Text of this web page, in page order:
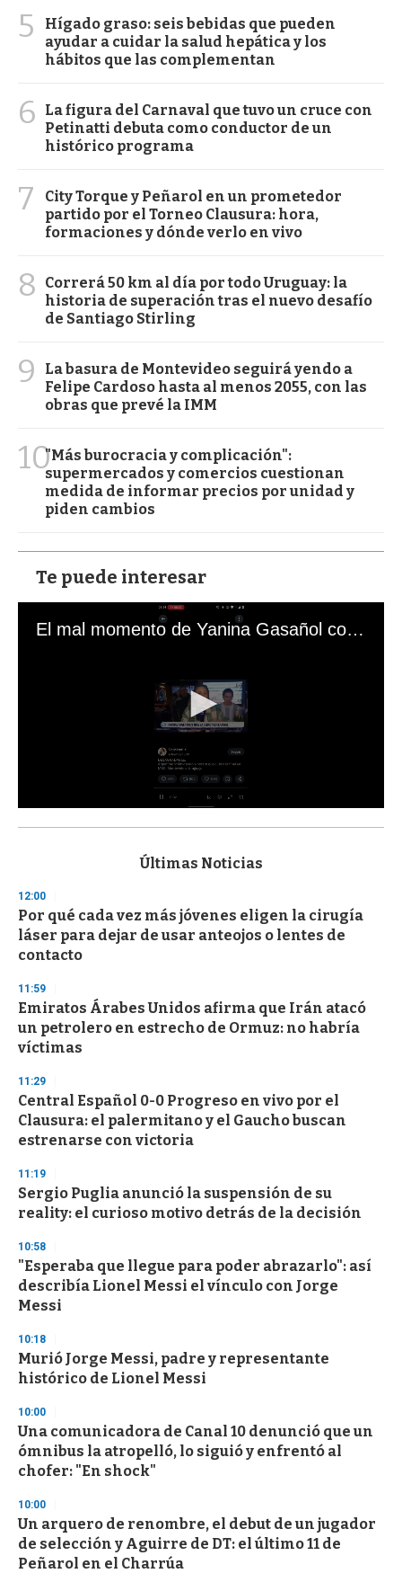
5
Hígado graso: seis bebidas que pueden
ayudar a cuidar la salud hepática y los
hábitos que las complementan
6
La figura del Carnaval que tuvo un cruce con
Petinatti debuta como conductor de un
histórico programa
7
City Torque y Peñarol en un prometedor
partido por el Torneo Clausura: hora,
formaciones y dónde verlo en vivo
8
Correrá 50 km al día por todo Uruguay: la
historia de superación tras el nuevo desafío
de Santiago Stirling
9
La basura de Montevideo seguirá yendo a
Felipe Cardoso hasta al menos 2055, con las
obras que prevé la IMM
10"Más burocracia y complicación":
supermercados y comercios cuestionan
medida de informar precios por unidad y
piden cambios
Te puede interesar
El mal momento de Yanina Gasañol con un hincha argentino en "Subrayado"
s
d
s
o
f
3
s
e
c
o
n
Últimas Noticias
12:00
Por qué cada vez más jóvenes eligen la cirugía
láser para dejar de usar anteojos o lentes de
contacto
11:59
Emiratos Árabes Unidos afirma que Irán atacó
un petrolero en estrecho de Ormuz: no habría
víctimas
11:29
Central Español 0-0 Progreso en vivo por el
Clausura: el palermitano y el Gaucho buscan
estrenarse con victoria
11:19
Sergio Puglia anunció la suspensión de su
reality: el curioso motivo detrás de la decisión
10:58
"Esperaba que llegue para poder abrazarlo": así
describía Lionel Messi el vínculo con Jorge
Messi
10:18
Murió Jorge Messi, padre y representante
histórico de Lionel Messi
10:00
Una comunicadora de Canal 10 denunció que un
ómnibus la atropelló, lo siguió y enfrentó al
chofer: "En shock"
10:00
Un arquero de renombre, el debut de un jugador
de selección y Aguirre de DT: el último 11 de
Peñarol en el Charrúa